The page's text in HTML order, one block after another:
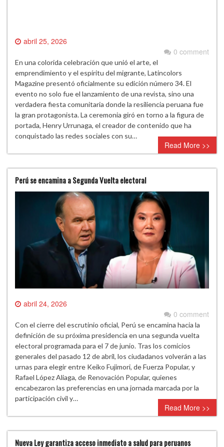
abril 25, 2026
0 comment
En una colorida celebración que unió el arte, el
emprendimiento y el espíritu del migrante, Latincolors
Magazine presentó oficialmente su edición número 34. El
evento no solo fue el lanzamiento de una revista, sino una
verdadera fiesta comunitaria donde la resiliencia peruana fue
la gran protagonista. La ceremonia giró en torno a la figura de
portada, Henry Urrunaga, el creador de contenido que ha
conquistado las redes sociales con su…
Read More >>
Perú se encamina a Segunda Vuelta electoral
abril 24, 2026
0 comment
Con el cierre del escrutinio oficial, Perú se encamina hacia la
definición de su próxima presidencia en una segunda vuelta
electoral programada para el 7 de junio. Tras los comicios
generales del pasado 12 de abril, los ciudadanos volverán a las
urnas para elegir entre Keiko Fujimori, de Fuerza Popular, y
Rafael López Aliaga, de Renovación Popular, quienes
encabezaron las preferencias en una jornada marcada por la
participación civil y…
Read More >>
Nueva Ley garantiza acceso inmediato a salud para peruanos